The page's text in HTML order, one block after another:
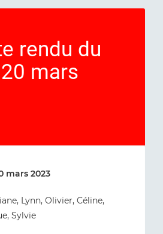
rendu du
mars
mars 2023
Lynn, Olivier, Céline,
Sylvie